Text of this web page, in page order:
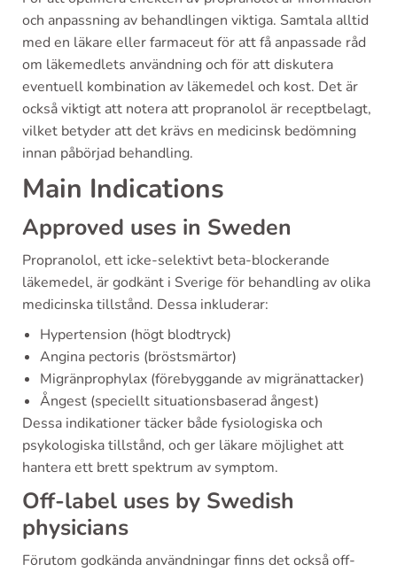
och anpassning av behandlingen viktiga. Samtala alltid
med en läkare eller farmaceut för att få anpassade råd
om läkemedlets användning och för att diskutera
eventuell kombination av läkemedel och kost. Det är
också viktigt att notera att propranolol är receptbelagt,
vilket betyder att det krävs en medicinsk bedömning
innan påbörjad behandling.
Main Indications
Approved uses in Sweden
Propranolol, ett icke-selektivt beta-blockerande
läkemedel, är godkänt i Sverige för behandling av olika
medicinska tillstånd. Dessa inkluderar:
Hypertension (högt blodtryck)
Angina pectoris (bröstsmärtor)
Migränprophylax (förebyggande av migränattacker)
Ångest (speciellt situationsbaserad ångest)
Dessa indikationer täcker både fysiologiska och
psykologiska tillstånd, och ger läkare möjlighet att
hantera ett brett spektrum av symptom.
Off-label uses by Swedish
physicians
Förutom godkända användningar finns det också off-